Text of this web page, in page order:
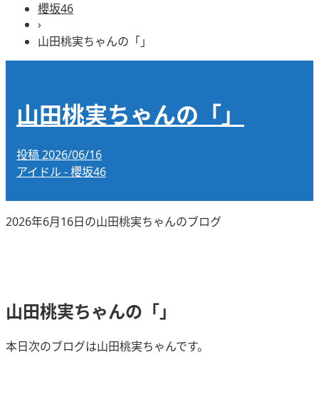
櫻坂46
›
山田桃実ちゃんの「」
山田桃実ちゃんの「」
投稿 2026/06/16
アイドル - 櫻坂46
2026年6月16日の山田桃実ちゃんのブログ
山田桃実ちゃんの「」
本日次のブログは山田桃実ちゃんです。